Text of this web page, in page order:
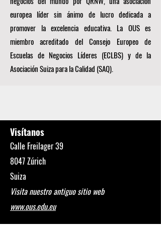
europea líder sin ánimo de lucro dedicada a
promover la excelencia educativa. La OUS es
miembro acreditado delConsejo Europeo de
Escuelas de Negocios Líderes (ECLBS) y de la
Asociación Suiza para la Calidad (SAQ).
Visítanos
Calle Freilager 39
8047 Zúrich
Suiza
Visita nuestro antiguo sitio web
www.ous.edu.eu